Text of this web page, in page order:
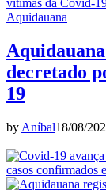
Aquidauana
decretado
19
by Aníbal18/08/